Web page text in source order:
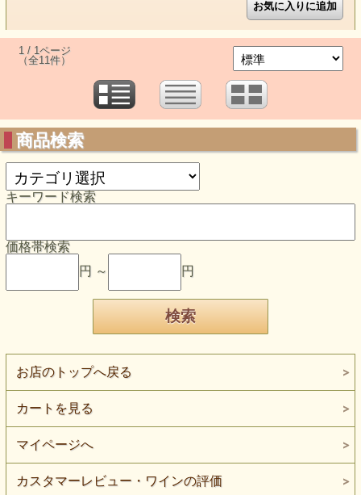
1 / 1ページ
（全11件）
商品検索
キーワード検索
価格帯検索
円 ～
円
お店のトップへ戻る
カートを見る
マイページへ
カスタマーレビュー・ワインの評価